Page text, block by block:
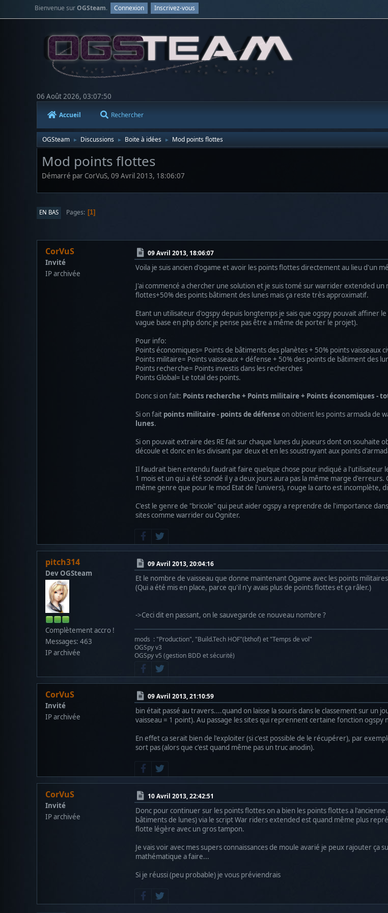
Bienvenue surOGSteam. Connexion Inscrivez-vous
06 Août 2026, 03:07:50
Accueil Rechercher
OGSteam ► Discussions ► Boite à idées ► Mod points flottes
Mod points flottes
Démarré par CorVuS, 09 Avril 2013, 18:06:07
EN BAS Pages 1
CorVuS
Invité
IP archivée
09 Avril 2013, 18:06:07
Voila je suis ancien d'ogame et avoir les points flottes directement au lieu d'un
J'ai commencé a chercher une solution et je suis tomé sur warrider extended
flottes+50% des points bâtiment des lunes mais ça reste très approximatif.
Etant un utilisateur d'ogspy depuis longtemps je sais que ogspy pouvait affiner
vague base en php donc je pense pas être a même de porter le projet).
Pour info:
Points économiques= Points de bâtiments des planètes + 50% points vaisseaux
Points militaire= Points vaisseaux + défense + 50% des points de bâtiment des
Points recherche= Points investis dans les recherches
Points Global= Le total des points.
Donc si on fait: Points recherche + Points militaire + Points économiques -
Si on fait points militaire - points de défenseon obtient les points armada de
lunes.
Si on pouvait extraire des RE fait sur chaque lunes du joueurs dont on souhaite
découle et donc en les divisant par deux et en les soustrayant aux points
Il faudrait bien entendu faudrait faire quelque chose pour indiqué a l'utilisateur
1 mois et un qui a été sondé il y a deux jours aura pas la même marge
même genre que pour le mod Etat de l'univers), rouge la carto est incomplète,
C'est le genre de "bricole" qui peut aider ogspy a reprendre de l'importance
sites comme warrider ou Ogniter.
pitch314
Dev OGSteam
Complètement accro !
Messages: 463
IP archivée
09 Avril 2013, 20:04:16
Et le nombre de vaisseau que donne maintenant Ogame avec les points
(Qui a été mis en place, parce qu'il n'y avais plus de points flottes et ça râler.)
->Ceci dit en passant, on le sauvegarde ce nouveau nombre ?
mods : "Production", "Build.Tech HOF"(bthof) et "Temps de vol"
OGSpy v3
OGSpy v5 (gestion BDD et sécurité)
CorVuS
Invité
IP archivée
09 Avril 2013, 21:10:59
bin était passé au travers....quand on laisse la souris dans le classement sur un
vaisseau = 1 point). Au passage les sites qui reprennent certaine fonction ogspy
En effet ca serait bien de l'exploiter (si c'est possible de le récupérer), par
sort pas (alors que c'est quand même pas un truc anodin).
CorVuS
Invité
IP archivée
10 Avril 2013, 22:42:51
Donc pour continuer sur les points flottes on a bien les points flottes a
bâtiments de lunes) via le script War riders extended est quand même plus
flotte légère avec un gros tampon.
Je vais voir avec mes supers connaissances de moule avarié je peux rajouter ça
mathématique a faire...
Si je réussi (peu probable) je vous préviendrais